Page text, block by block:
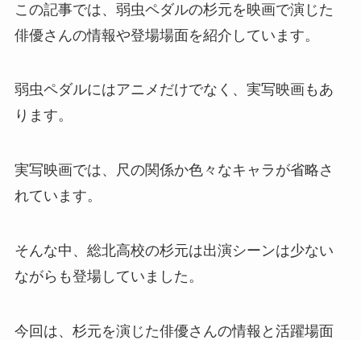
この記事では、弱虫ペダルの杉元を映画で演じた
俳優さんの情報や登場場面を紹介しています。
弱虫ペダルにはアニメだけでなく、実写映画もあ
ります。
実写映画では、尺の関係か色々なキャラが省略さ
れています。
そんな中、総北高校の杉元は出演シーンは少ない
ながらも登場していました。
今回は、杉元を演じた俳優さんの情報と活躍場面